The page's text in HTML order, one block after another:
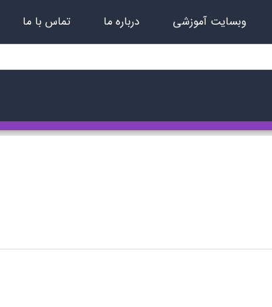
وبسایت آموزشی درباره ما تماس با ما